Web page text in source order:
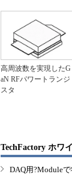
高周波数を実現したG
aN RFパワートランジ
スタ
TechFactory ホワ
DAQ用?Module